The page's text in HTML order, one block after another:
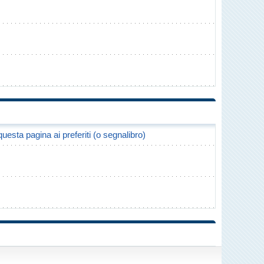
pagina ai preferiti (o segnalibro)